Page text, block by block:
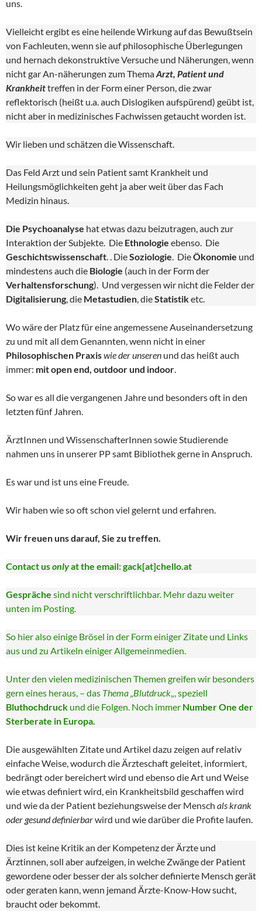
uns.
Vielleicht ergibt es eine heilende Wirkung auf das Bewußtsein
von Fachleuten, wenn sie auf philosophische Überlegungen
und hernach dekonstruktive Versuche und Näherungen, wenn
nicht gar An-näherungen zum ThemaArzt, Patient und
Krankheittreffen in der Form einer Person, die zwar
reflektorisch (heißt u.a. auch Dislogiken aufspürend) geübt ist,
nicht aber in medizinisches Fachwissen getaucht worden ist.
Wir lieben und schätzen die Wissenschaft.
Das Feld Arzt und sein Patient samt Krankheit und
Heilungsmöglichkeiten geht ja aber weit über das Fach
Medizin hinaus.
Die Psychoanalyse hat etwas dazu beizutragen, auch zur
Interaktion der Subjekte. Die Ethnologie ebenso. Die
Geschichtswissenschaft. . DieSoziologie. DieÖkonomie und
mindestens auch die Biologie (auch in der Form der
Verhaltensforschung). Und vergessen wir nicht die Felder der
Digitalisierung, die Metastudien, dieStatistiketc.
Wo wäre der Platz für eine angemessene Auseinandersetzung
zu und mit all dem Genannten, wenn nicht in einer
Philosophischen Praxiswie der unseren und das heißt auch
immer: mit open end, outdoor und indoor.
So war es all die vergangenen Jahre und besonders oft in den
letzten fünf Jahren.
ÄrztInnen und WissenschafterInnen sowie Studierende
nahmen uns in unserer PP samt Bibliothek gerne in Anspruch.
Es war und ist uns eine Freude.
Wir haben wie so oft schon viel gelernt und erfahren.
Wir freuen uns darauf, Sie zu treffen.
Contact usonlyat the email: gack[at]chello.at
Gespräche sind nicht verschriftlichbar. Mehr dazu weiter
unten im Posting.
So hier also einige Brösel in der Form einiger Zitate und Links
aus und zu Artikeln einiger Allgemeinmedien.
Unter den vielen medizinischen Themen greifen wir besonders
gern eines heraus, – das Thema „Blutdruck„, speziell
Bluthochdruck und die Folgen. Noch immer Number One der
Sterberate in Europa.
Die ausgewählten Zitate und Artikel dazu zeigen auf relativ
einfache Weise, wodurch die Ärzteschaft geleitet, informiert,
bedrängt oder bereichert wird und ebenso die Art und Weise
wie etwas definiert wird, ein Krankheitsbild geschaffen wird
und wie da der Patient beziehungsweise der Mensch als krank
oder gesund definierbarwird und wie darüber die Profite laufen.
Dies ist keine Kritik an der Kompetenz der Ärzte und
Ärztinnen, soll aber aufzeigen, in welche Zwänge der Patient
gewordene oder besser der als solcher definierte Mensch gerät
oder geraten kann, wenn jemand Ärzte-Know-How sucht,
braucht oder bekommt.